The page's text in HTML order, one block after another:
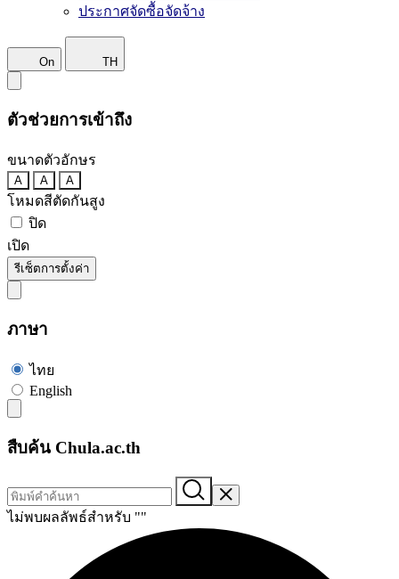
ประกาศจัดซื้อจัดจ้าง
On TH
ตัวช่วยการเข้าถึง
ขนาดตัวอักษร
A A A
โหมดสีตัดกันสูง
ปิด
เปิด
รีเซ็ตการตั้งค่า
ภาษา
ไทย
English
สืบค้น Chula.ac.th
ไม่พบผลลัพธ์สำหรับ ""